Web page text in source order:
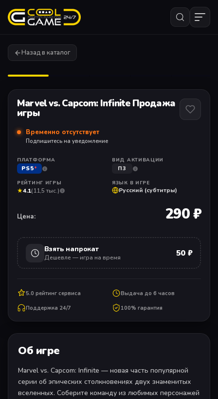
Назад в каталог
Marvel vs. Capcom: Infinite Продажа
игры
Временно отсутствует
Подпишитесь на уведомление
ПЛАТФОРМА
PS5*
ВИД АКТИВАЦИИ
П3
РЕЙТИНГ ИГРЫ
★4.1(11,5 тыс.)
ЯЗЫК В ИГРЕ
Русский (субтитры)
Цена: 290 ₽
Взять напрокат
Дешевле — игра на время 50 ₽
5.0 рейтинг сервиса
Выдача до 6 часов
Поддержка 24/7
100% гарантия
Об игре
Marvel vs. Capcom: Infinite — новая часть популярной
серии об эпических столкновениях двух знаменитых
вселенных. Соберите команду из любимых персонажей